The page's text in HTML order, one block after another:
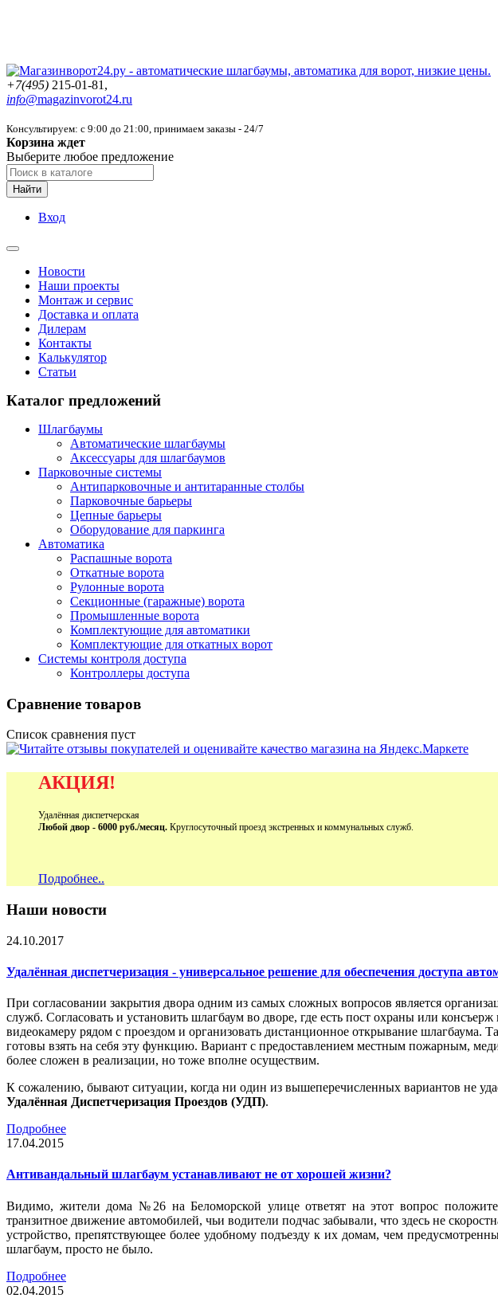
+7(495) 215-01-81,
info@magazinvorot24.ru
Консультируем: с 9:00 до 21:00, принимаем заказы - 24/7
Корзина ждет
Выберите любое предложение
Найти
Вход
Новости
Наши проекты
Монтаж и сервис
Доставка и оплата
Дилерам
Контакты
Калькулятор
Статьи
Каталог предложений
Шлагбаумы
Автоматические шлагбаумы
Аксессуары для шлагбаумов
Парковочные системы
Антипарковочные и антитаранные столбы
Парковочные барьеры
Цепные барьеры
Оборудование для паркинга
Автоматика
Распашные ворота
Откатные ворота
Рулонные ворота
Секционные (гаражные) ворота
Промышленные ворота
Комплектующие для автоматики
Комплектующие для откатных ворот
Системы контроля доступа
Контроллеры доступа
Сравнение товаров
Список сравнения пуст
АКЦИЯ!
Удалённая диспетчерская
Любой двор - 6000 руб./месяц. Круглосуточный проезд экстренных и коммунальных служб.
Подробнее..
Наши новости
24.10.2017
Удалённая диспетчеризация - универсальное решение для обеспечения доступа
При согласовании закрытия двора одним из самых сложных вопросов является
служб. Согласовать и установить шлагбаум во дворе, где есть пост охраны или
видеокамеру рядом с проездом и организовать дистанционное открывание
готовы взять на себя эту функцию. Вариант с предоставлением местным пожарным,
более сложен в реализации, но тоже вполне осуществим.
К сожалению, бывают ситуации, когда ни один из вышеперечисленных вариантов не
Удалённая Диспетчеризация Проездов (УДП).
Подробнее
17.04.2015
Антивандальный шлагбаум устанавливают не от хорошей жизни?
Видимо, жители дома №26 на Беломорской улице ответят на этот вопрос
транзитное движение автомобилей, чьи водители подчас забывали, что здесь не
устройство, препятствующее более удобному подъезду к их домам, чем
шлагбаум, просто не было.
Подробнее
02.04.2015